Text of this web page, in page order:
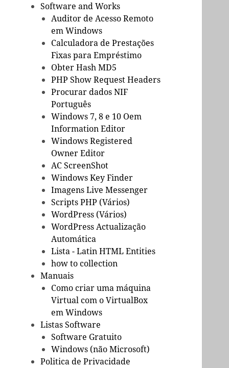
Software and Works
Auditor de Acesso Remoto
em Windows
Calculadora de Prestações
Fixas para Empréstimo
Obter Hash MD5
PHP Show Request Headers
Procurar dados NIF
Português
Windows 7, 8 e 10 Oem
Information Editor
Windows Registered
Owner Editor
AC ScreenShot
Windows Key Finder
Imagens Live Messenger
Scripts PHP (Vários)
WordPress (Vários)
WordPress Actualização
Automática
Lista - Latin HTML Entities
how to collection
Manuais
Como criar uma máquina
Virtual com o VirtualBox
em Windows
Listas Software
Software Gratuito
Windows (não Microsoft)
Politica de Privacidade